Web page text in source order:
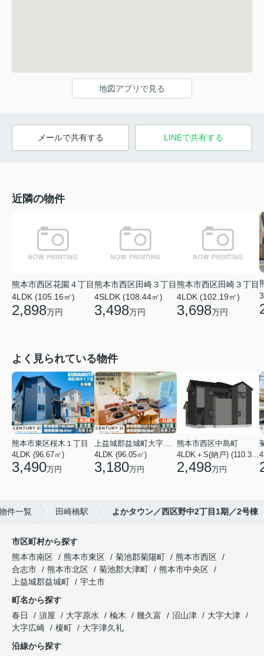
地図アプリで見る
メールで共有する LINEで共有する
近隣の物件
熊本市西区花園４丁目
4LDK (105.16㎡)
2,898万円
熊本市西区田崎３丁目
4SLDK (108.44㎡)
3,498万円
熊本市西区田崎３丁目
4LDK (102.19㎡)
3,698万円
よく見られている物件
熊本市東区桜木１丁目
4LDK (96.67㎡)
3,490万円
上益城郡益城町大字広崎
4LDK (96.05㎡)
3,180万円
熊本市西区中島町
4LDK＋S(納戸) (110.37㎡)
2,498万円
件一覧 田崎橋駅 よかタウン／西区野中2丁目1期／2号棟
市区町村から探す
熊本市南区
熊本市東区 菊池郡菊陽町
熊本市西区
合志市
熊本市北区 菊池郡大津町
熊本市中央区
上益城郡益城町
宇土市
町名から探す
春日
須屋 大字原水 楡木 幾久富 沼山津
大字大津
大字広崎
榎町
大字津久礼
沿線から探す